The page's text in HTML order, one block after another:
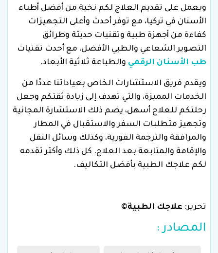
ويعمل على تقديم العلاج لكم نخبة من أفضل أطباء
الأسنان في تركيا، مع توفر أحدث وأعلى التجهيزات
كفاءة من أجهزة طبية وتقنيات حديثة وطرائق
التصوير الشعاعي والطبي الأفضل، مع أحدث تقنيات
طب الأسنان الرقمي والطباعة ثلاثية الأبعاد.
ويقدم فريق الاستشارات الخاص بعياداتنا عددًا من
الخدمات المميزة، والتي تهدف إلى زيادة ثقتكم وجعل
رحلتكم للعلاج أسهل، يضم ذلك الاستشارة المجانية
وتجهيز متطلبات السفر والاستقبال في المطار
والمرافقة والترجمة الفورية، وكذلك وسائل النقل
والإقامة والمتابعة بعد العلاج. كل ذلك وأكثر تقدمه
لكم علاجك الطبية بأفضل التكاليف.
تحرير: علاجك الطبية©
المصادر :